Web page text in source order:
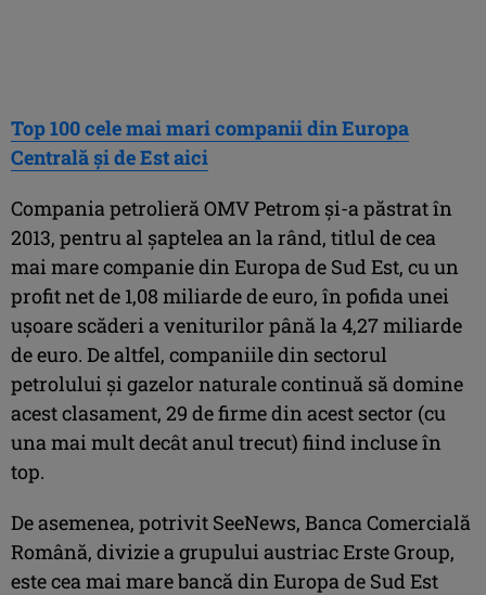
Top 100 cele mai mari companii din Europa
Centrală şi de Est aici
Compania petrolieră OMV Petrom și-a păstrat în
2013, pentru al șaptelea an la rând, titlul de cea
mai mare companie din Europa de Sud Est, cu un
profit net de 1,08 miliarde de euro, în pofida unei
ușoare scăderi a veniturilor până la 4,27 miliarde
de euro. De altfel, companiile din sectorul
petrolului și gazelor naturale continuă să domine
acest clasament, 29 de firme din acest sector (cu
una mai mult decât anul trecut) fiind incluse în
top.
De asemenea, potrivit SeeNews, Banca Comercială
Română, divizie a grupului austriac Erste Group,
este cea mai mare bancă din Europa de Sud Est